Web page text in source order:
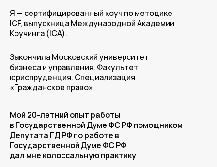
Я — сертифицированный коуч по методике
ICF, выпускница Международной Академии
Коучинга (ICA).
Закончила Московский университет
бизнеса и управления. Факультет
юриспруденция. Специализация
«Гражданское право»
Мой 20-летний опыт работы
в Государственной Думе ФС РФ помощником
Депутата ГД РФ по работе в
Государственной Думе ФС РФ
дал мне колоссальную практику